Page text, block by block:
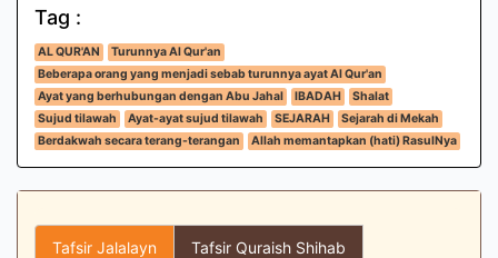
Tag :
AL QUR'AN
Turunnya Al Qur'an
Beberapa orang yang menjadi sebab turunnya ayat Al Qur'an
Ayat yang berhubungan dengan Abu Jahal
IBADAH
Shalat
Sujud tilawah
Ayat-ayat sujud tilawah SEJARAH
Sejarah di Mekah
Berdakwah secara terang-terangan
Allah memantapkan (hati) RasulNya
Tafsir Jalalayn Tafsir Quraish Shihab